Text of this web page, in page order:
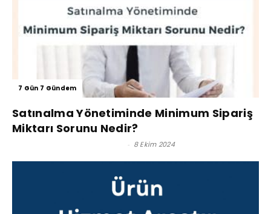
7 Gün 7 Gündem
Satınalma Yönetiminde Minimum Sipariş
Miktarı Sorunu Nedir?
- 8 Ekim 2024